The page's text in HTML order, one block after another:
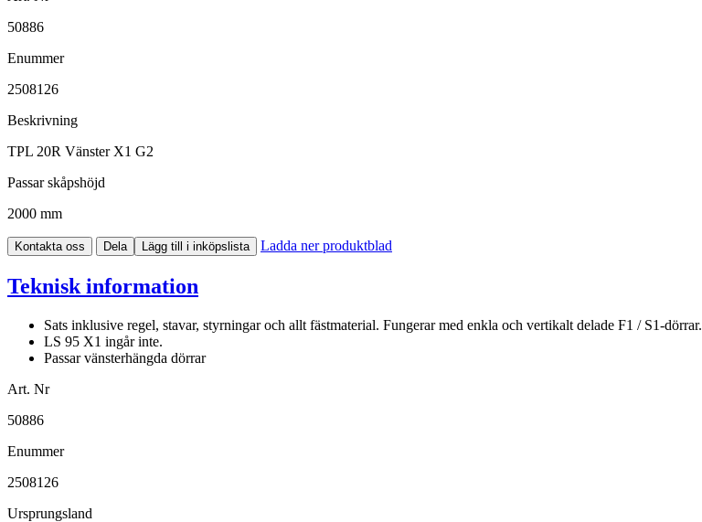
50886
Enummer
2508126
Beskrivning
TPL 20R Vänster X1 G2
Passar skåpshöjd
2000 mm
Kontakta oss Dela Lägg till i inköpslista Ladda ner produktblad
Teknisk information
Sats inklusive regel, stavar, styrningar och allt fästmaterial. Fungerar med enkla och vertikalt delade F1 / S1-dörrar.
LS 95 X1 ingår inte.
Passar vänsterhängda dörrar
Art. Nr
50886
Enummer
2508126
Ursprungsland